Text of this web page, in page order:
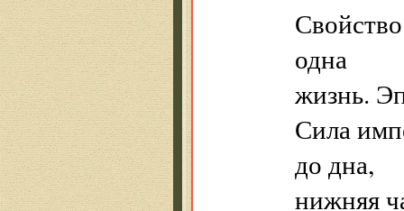
одна
жизнь.
Сила
до дна,
нижняя